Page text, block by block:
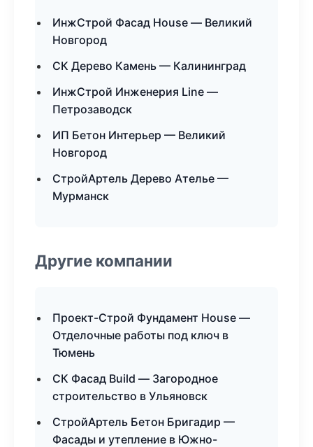
ИнжСтрой Фасад House — Великий
Новгород
СК Дерево Камень — Калининград
ИнжСтрой Инженерия Line —
Петрозаводск
ИП Бетон Интерьер — Великий
Новгород
СтройАртель Дерево Ателье —
Мурманск
Другие компании
Проект-Строй Фундамент House —
Отделочные работы под ключ в
Тюмень
СК Фасад Build — Загородное
строительство в Ульяновск
СтройАртель Бетон Бригадир —
Фасады и утепление в Южно-